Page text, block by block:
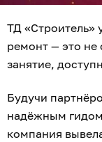
ТД «Строитель»
ремонт — это не
занятие,
Будучи
надёжным
компания